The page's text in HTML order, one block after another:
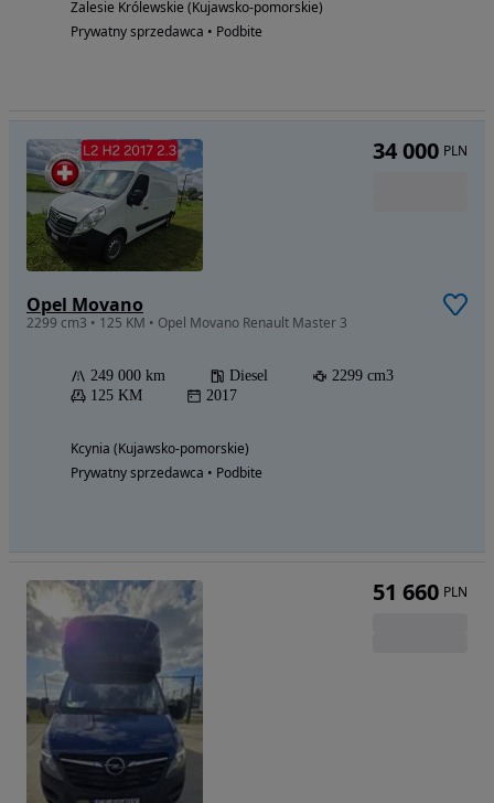
Zalesie Królewskie (Kujawsko-pomorskie)
Prywatny sprzedawca • Podbite
Opel Movano
2299 cm3 • 125 KM • Opel Movano Renault Master 3
249 000 km Diesel
2299 cm3
125 KM
2017
Kcynia (Kujawsko-pomorskie)
Prywatny sprzedawca • Podbite
34 000 PLN
51 660 PLN